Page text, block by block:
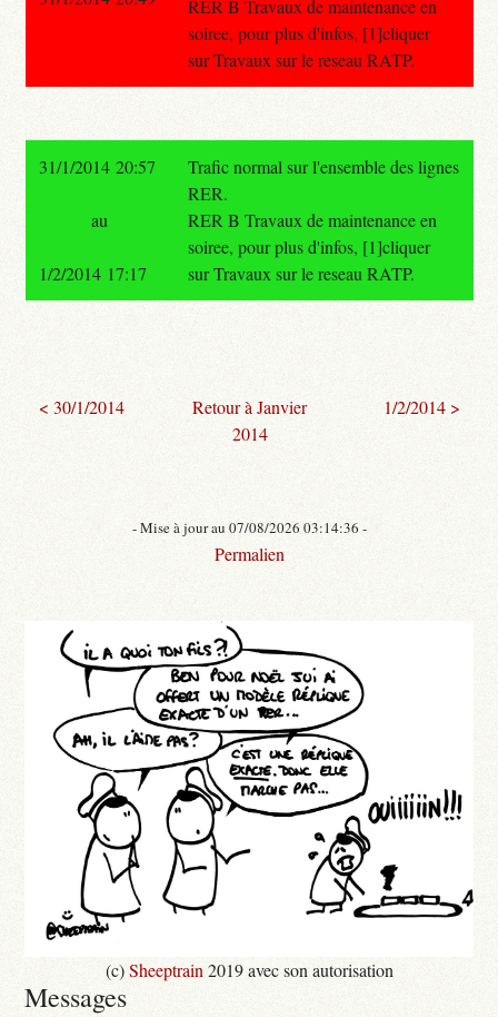
RER B Travaux de maintenance en
soiree, pour plus d'infos, [1]cliquer
sur Travaux sur le reseau RATP.
31/1/2014 20:57
Trafic normal sur l'ensemble des lignes
RER.
RER B Travaux de maintenance en
soiree, pour plus d'infos, [1]cliquer
sur Travaux sur le reseau RATP.
au
1/2/2014 17:17
< 30/1/2014
Retour à Janvier
2014
1/2/2014 >
- Mise à jour au 07/08/2026 03:14:36 -
Permalien
(c)Sheeptrain 2019 avec son autorisation
Messages